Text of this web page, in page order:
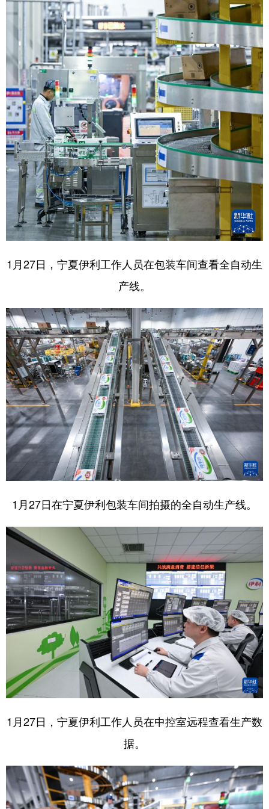
1月27日，宁夏伊利工作人员在包装车间查看全自动生
产线。
1月27日在宁夏伊利包装车间拍摄的全自动生产线。
1月27日，宁夏伊利工作人员在中控室远程查看生产数
据。